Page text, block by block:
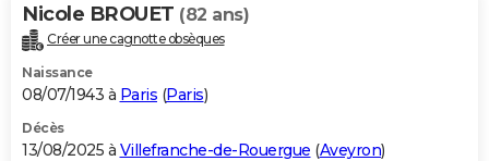
Nicole BROUET (82 ans)
Créer une cagnotte obsèques
Naissance
08/07/1943 à Paris (Paris)
Décès
13/08/2025 à Villefranche-de-Rouergue (Aveyron)